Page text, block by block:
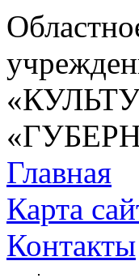
Главная
Карта
Контакты